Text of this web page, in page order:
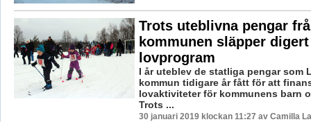
Trots uteblivna pengar
kommunen släpper digert
lovprogram
I år uteblev de statliga pengar som
kommun tidigare år fått för att
lovaktiviteter för kommunens barn
Trots ...
30 januari 2019 klockan 11:27 av Camilla